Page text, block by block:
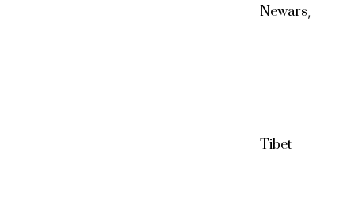
Newars,
Tibet